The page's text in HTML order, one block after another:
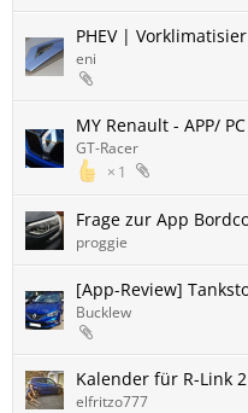
PHEV |
eni
MY Renault - APP/ PC
1
GT-Racer
Frage zur App
proggie
[App-Review]
Bucklew
Kalender für R-Link 2
elfritzo777